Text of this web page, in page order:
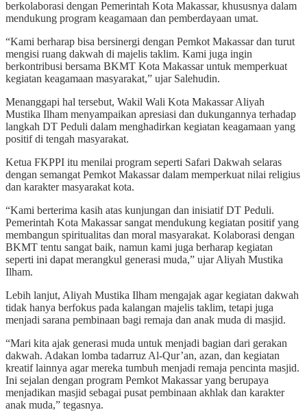
berkolaborasi dengan Pemerintah Kota Makassar, khususnya dalam
mendukung program keagamaan dan pemberdayaan umat.
“Kami berharap bisa bersinergi dengan Pemkot Makassar dan turut
mengisi ruang dakwah di majelis taklim. Kami juga ingin
berkontribusi bersama BKMT Kota Makassar untuk memperkuat
kegiatan keagamaan masyarakat,” ujar Salehudin.
Menanggapi hal tersebut, Wakil Wali Kota Makassar Aliyah
Mustika Ilham menyampaikan apresiasi dan dukungannya terhadap
langkah DT Peduli dalam menghadirkan kegiatan keagamaan yang
positif di tengah masyarakat.
Ketua FKPPI itu menilai program seperti Safari Dakwah selaras
dengan semangat Pemkot Makassar dalam memperkuat nilai religius
dan karakter masyarakat kota.
“Kami berterima kasih atas kunjungan dan inisiatif DT Peduli.
Pemerintah Kota Makassar sangat mendukung kegiatan positif yang
membangun spiritualitas dan moral masyarakat. Kolaborasi dengan
BKMT tentu sangat baik, namun kami juga berharap kegiatan
seperti ini dapat merangkul generasi muda,” ujar Aliyah Mustika
Ilham.
Lebih lanjut, Aliyah Mustika Ilham mengajak agar kegiatan dakwah
tidak hanya berfokus pada kalangan majelis taklim, tetapi juga
menjadi sarana pembinaan bagi remaja dan anak muda di masjid.
“Mari kita ajak generasi muda untuk menjadi bagian dari gerakan
dakwah. Adakan lomba tadarruz Al-Qur’an, azan, dan kegiatan
kreatif lainnya agar mereka tumbuh menjadi remaja pencinta masjid.
Ini sejalan dengan program Pemkot Makassar yang berupaya
menjadikan masjid sebagai pusat pembinaan akhlak dan karakter
anak muda,” tegasnya.